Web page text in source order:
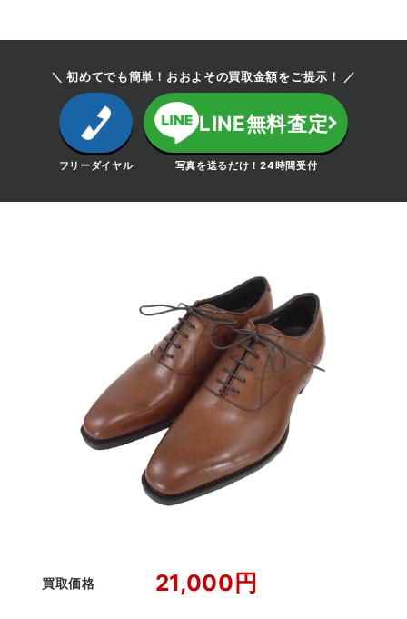
＼ 初めてでも簡単！おおよその買取金額をご提示！ ／
フリーダイヤル
LINE無料査定
写真を送るだけ！24時間受付
買取価格 21,000円